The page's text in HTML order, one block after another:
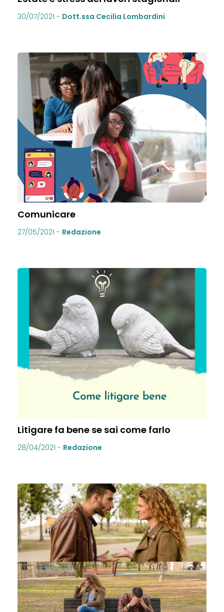
30/07/2021 - Dott.ssa Cecilia Lombardini
Comunicare
27/05/2021 - Redazione
Litigare fa bene se sai come farlo
28/04/2021 - Redazione